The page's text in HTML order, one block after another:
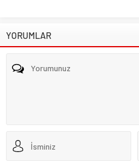
YORUMLAR